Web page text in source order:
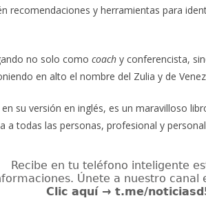
recomendaciones y herramientas para
no solo como coach y conferencista,
en alto el nombre del Zulia y de
su versión en inglés, es un maravilloso
a todas las personas, profesional y